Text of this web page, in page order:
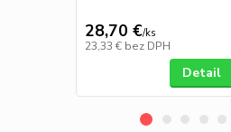
28,70 €/ks
23,33 € bez DPH
Detail